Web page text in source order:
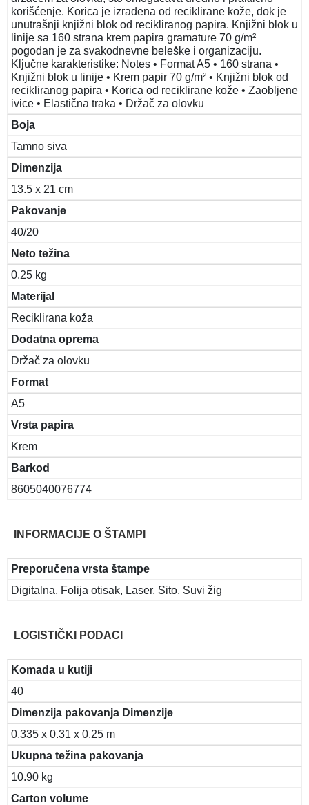
korišćenje. Korica je izrađena od reciklirane kože, dok je
unutrašnji knjižni blok od recikliranog papira. Knjižni blok u
linije sa 160 strana krem papira gramature 70 g/m²
pogodan je za svakodnevne beleške i organizaciju.
Ključne karakteristike: Notes • Format A5 • 160 strana •
Knjižni blok u linije • Krem papir 70 g/m² • Knjižni blok od
recikliranog papira • Korica od reciklirane kože • Zaobljene
ivice • Elastična traka • Držač za olovku
Boja
Tamno siva
Dimenzija
13.5 x 21 cm
Pakovanje
40/20
Neto težina
0.25 kg
Materijal
Reciklirana koža
Dodatna oprema
Držač za olovku
Format
A5
Vrsta papira
Krem
Barkod
8605040076774
INFORMACIJE O ŠTAMPI
Preporučena vrsta štampe
Digitalna, Folija otisak, Laser, Sito, Suvi žig
LOGISTIČKI PODACI
Komada u kutiji
40
Dimenzija pakovanja Dimenzije
0.335 x 0.31 x 0.25 m
Ukupna težina pakovanja
10.90 kg
Carton volume